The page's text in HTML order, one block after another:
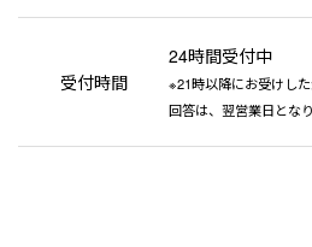
受付時間
24時間受付中
※21時以降にお受けし
回答は、翌営業日となり